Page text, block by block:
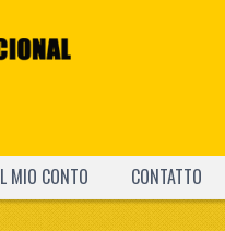
MIO CONTO CONTATTO